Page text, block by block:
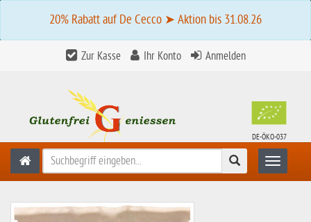
20% Rabatt auf De Cecco ➤ Aktion bis 31.08.26
Zur Kasse Ihr Konto Anmelden
DE-ÖKO-037
Suchen Toggle